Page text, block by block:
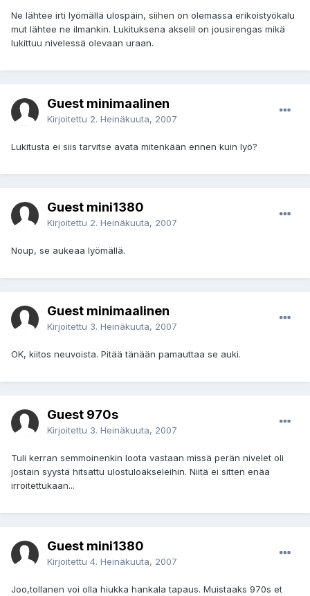
Ne lähtee irti lyömällä ulospäin, siihen on olemassa erikoistyökalu
mut lähtee ne ilmankin. Lukituksena akselil on jousirengas mikä
lukittuu nivelessä olevaan uraan.
Guest minimaalinen
Kirjoitettu 2. Heinäkuuta, 2007
Lukitusta ei siis tarvitse avata mitenkään ennen kuin lyö?
Guest mini1380
Kirjoitettu 2. Heinäkuuta, 2007
Noup, se aukeaa lyömällä.
Guest minimaalinen
Kirjoitettu 3. Heinäkuuta, 2007
OK, kiitos neuvoista. Pitää tänään pamauttaa se auki.
Guest 970s
Kirjoitettu 3. Heinäkuuta, 2007
Tuli kerran semmoinenkin loota vastaan missä perän nivelet oli
jostain syystä hitsattu ulostuloakseleihin. Niitä ei sitten enää
irroitettukaan...
Guest mini1380
Kirjoitettu 4. Heinäkuuta, 2007
Joo,tollanen voi olla hiukka hankala tapaus. Muistaaks 970s et